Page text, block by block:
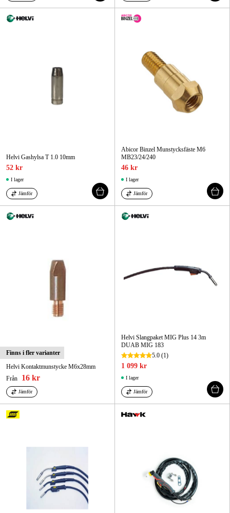
Helvi Gashylsa T 1.0 10mm
52 kr
I lager
Jämför
Abicor Binzel Munstycksfäste M6
MB23/24/240
46 kr
I lager
Jämför
Finns i fler varianter
Helvi Kontaktmunstycke M6x28mm
Från
16 kr
Jämför
Helvi Slangpaket MIG Plus 14 3m
DUAB MIG 183
5.0 (1)
1 099 kr
I lager
Jämför